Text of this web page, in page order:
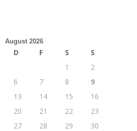
August 2026
D F S
S
1
2
6 7 8
9
13 14 15
16
20 21 22
23
27 28 29
30